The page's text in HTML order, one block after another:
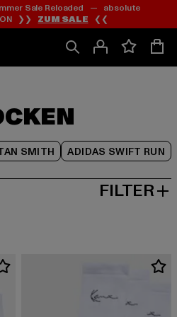
Zum
Inhalt
springen
Zum
Fußzeile
springen
Sale Reloaded — absolute
❯❯ ZUM SALE ❮❮
SMITH ADIDAS SWIFT RUN
Zum
Produktraster
springen
FILTER